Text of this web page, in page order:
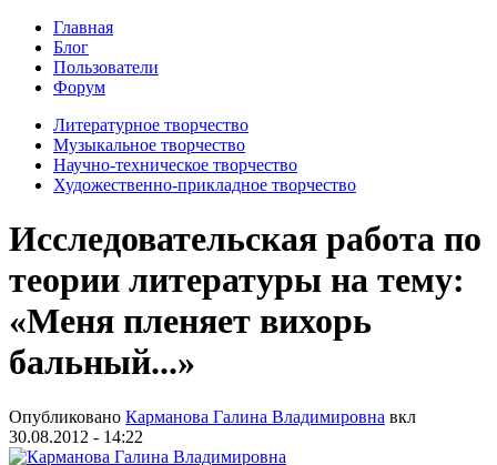
Главная
Блог
Пользователи
Форум
Литературное творчество
Музыкальное творчество
Научно-техническое творчество
Художественно-прикладное творчество
Исследовательская работа по
теории литературы на тему:
«Меня пленяет вихорь
бальный...»
Опубликовано Карманова Галина Владимировна вкл
30.08.2012 - 14:22